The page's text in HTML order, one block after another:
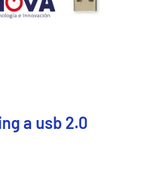
a usb 2.0